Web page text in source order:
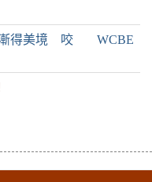
得美境 咬
WCBE